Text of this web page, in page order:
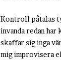
Kontroll påtalas
invanda redan
skaffar sig inga
mig improvisera